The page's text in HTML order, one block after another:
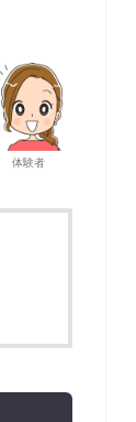
体験者